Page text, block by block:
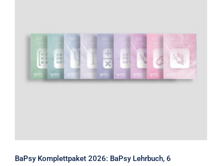
BaPsy Komplettpaket 2026: BaPsy
Lehrbuch, 6 Übungsbücher und zwei
Simulationen
BaPsy Komplettpaket 2026: BaPsy Lehrbuch, 6